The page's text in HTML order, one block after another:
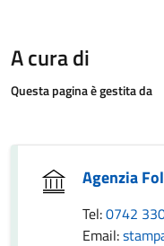
A cura di
Questa pagina è gestita da
Agenzia
Tel:0742
Email: